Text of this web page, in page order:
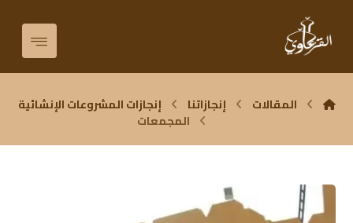
المقالات إنجازاتنا
إنجازات المشروعات الإنشائية
المجمعات